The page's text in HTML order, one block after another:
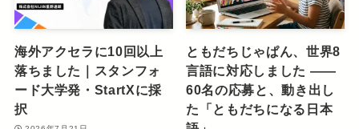
海外アクセラに10回以上
落ちました｜スタンフォ
ード大学発・StartXに採
択
ともだちじゃぱん、世界8
言語に対応しました ――
60名の応募と、動き出し
た「ともだちになる日本